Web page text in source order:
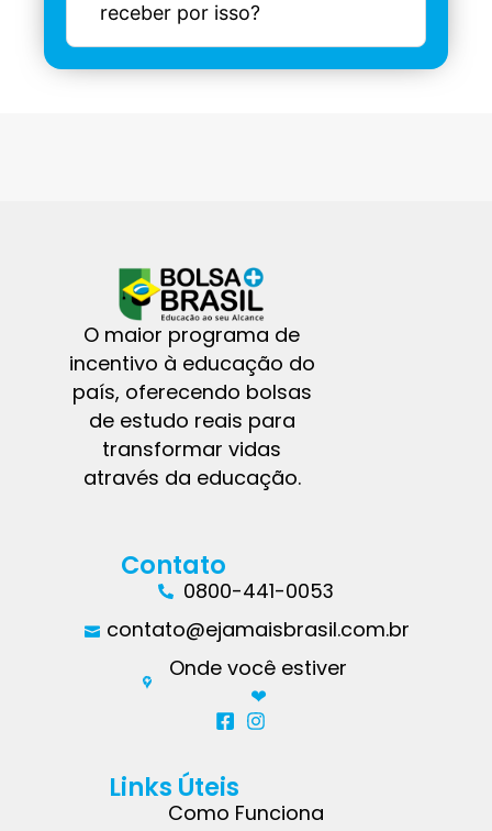
receber por isso?
O maior programa de
incentivo à educação do
país, oferecendo bolsas
de estudo reais para
transformar vidas
através da educação.
Contato
0800-441-0053
contato@ejamaisbrasil.com.br
Onde você estiver
❤︎
Links Úteis
Como Funciona